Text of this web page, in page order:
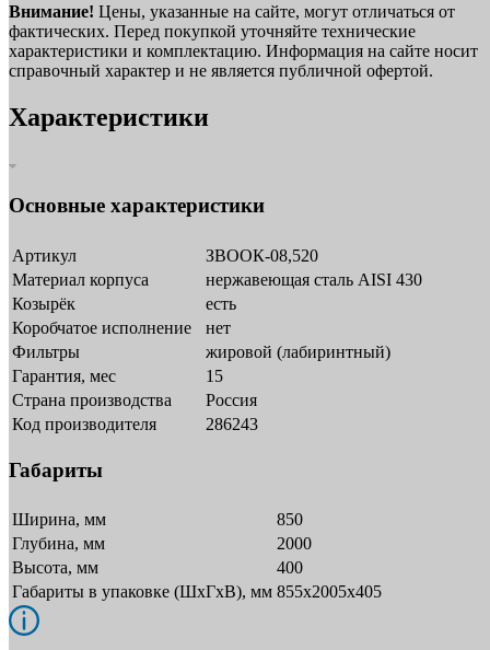
Внимание! Цены, указанные на сайте, могут отличаться от
фактических. Перед покупкой уточняйте технические
характеристики и комплектацию. Информация на сайте носит
справочный характер и не является публичной офертой.
Характеристики
Основные характеристики
Артикул
ЗВООК-08,520
Материал корпуса
нержавеющая сталь AISI 430
Козырёк
есть
Коробчатое исполнение
нет
Фильтры
жировой (лабиринтный)
Гарантия, мес
15
Страна производства
Россия
Код производителя
286243
Габариты
Ширина, мм
850
Глубина, мм
2000
Высота, мм
400
Габариты в упаковке (ШxГxВ), мм 855x2005x405